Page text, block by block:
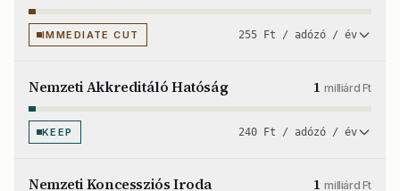
IMMEDIATE CUT 255 Ft / adózó / év
Nemzeti Akkreditáló Hatóság 1milliárd Ft
KEEP 240 Ft / adózó / év
Nemzeti Koncessziós Iroda 1milliárd Ft